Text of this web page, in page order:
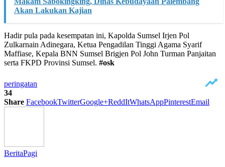
Akan Lakukan Kajian
Hadir pula pada kesempatan ini, Kapolda Sumsel Irjen Pol
Zulkarnain Adinegara, Ketua Pengadilan Tinggi Agama Syarif
Maffiase, Kepala BNN Sumsel Brigjen Pol John Turman Panjaitan
serta FKPD Provinsi Sumsel. #osk
peringatan
34
Share FacebookTwitterGoogle+ReddItWhatsAppPinterestEmail
BeritaPagi